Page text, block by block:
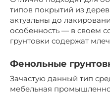
типов покрытий из
актуальны до
особенность — в своем
грунтовки содержат
Фенольные
Зачастую данный тип
мебельная